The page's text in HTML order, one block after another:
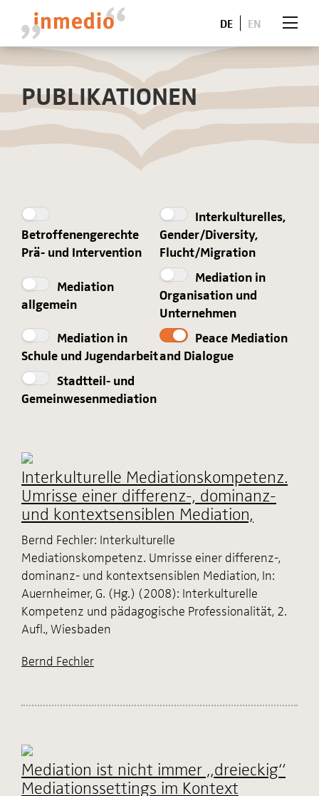
DE EN
PUBLIKATIONEN
Betroffenengerechte
Prä- und Intervention
Interkulturelles,
Gender/Diversity,
Flucht/Migration
Mediation
allgemein
Mediation in
Organisation und
Unternehmen
Mediation in
Schule und Jugendarbeit
Peace Mediation
and Dialogue
Stadtteil- und
Gemeinwesenmediation
Interkulturelle Mediationskompetenz.
Umrisse einer differenz-, dominanz-
und kontextsensiblen Mediation,
Bernd Fechler: Interkulturelle
Mediationskompetenz. Umrisse einer differenz-,
dominanz- und kontextsensiblen Mediation, In:
Auernheimer, G. (Hg.) (2008): Interkulturelle
Kompetenz und pädagogische Professionalität, 2.
Aufl., Wiesbaden
Bernd Fechler
Mediation ist nicht immer „dreieckig“
Mediationssettings im Kontext